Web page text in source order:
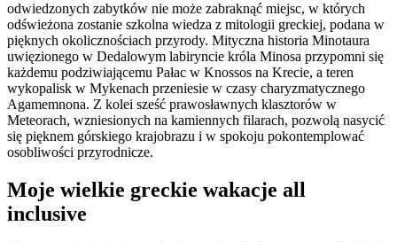
odwiedzonych zabytków nie może zabraknąć miejsc, w których
odświeżona zostanie szkolna wiedza z mitologii greckiej, podana w
pięknych okolicznościach przyrody. Mityczna historia Minotaura
uwięzionego w Dedalowym labiryncie króla Minosa przypomni się
każdemu podziwiającemu Pałac w Knossos na Krecie, a teren
wykopalisk w Mykenach przeniesie w czasy charyzmatycznego
Agamemnona. Z kolei sześć prawosławnych klasztorów w
Meteorach, wzniesionych na kamiennych filarach, pozwolą nasycić
się pięknem górskiego krajobrazu i w spokoju pokontemplować
osobliwości przyrodnicze.
Moje wielkie greckie wakacje all
inclusive